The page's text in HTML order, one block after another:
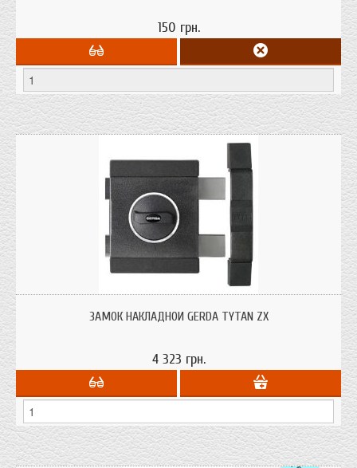
150 грн.
универсальность и высокая надёжность; Предназначен для установки на
деревянные или металлические двери
ЗАМОК НАКЛАДНОЙ GERDA TYTAN ZX
4 323 грн.